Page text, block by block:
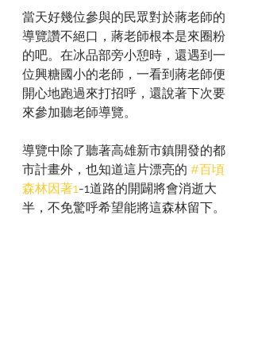
當天好幾位參與的民眾對於蔣老師的
導覽讚不絕口，蔣老師根本是來圈粉
的吧。在冰品部旁小憩時，還遇到一
位興糖國小的老師，一看到蔣老師便
開心地跑過來打招呼，還說著下次要
來參加聽老師導覽。
導覽中除了聽著高雄新市鎮開發的都
市計畫外，也知道這片漂亮的 #百頃
森林因著1-1道路的開闢將會消逝大
半，不免驚呼希望能將這森林留下。